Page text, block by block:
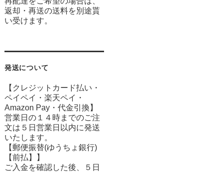
返却・再送の送料を別途貰
い受けます。
発送について
【クレジットカード払い・
ペイペイ・楽天ペイ・
Amazon Pay・ 代金引換】
営業日の１４時までのご注
文は５日営業日以内に発送
いたします。
【郵便振替(ゆうちょ銀行)
【前払】】
ご入金を確認した後、５日